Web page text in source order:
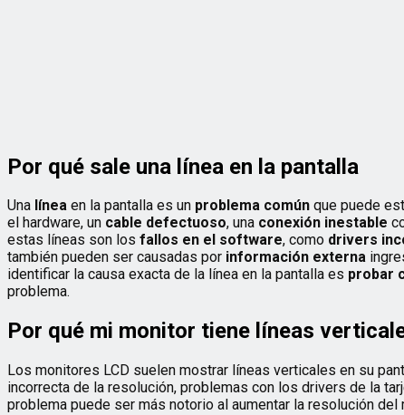
Por qué sale una línea en la pantalla
Una línea en la pantalla es un problema común que puede
el hardware, un cable defectuoso, una conexión inestable
estas líneas son los fallos en el software, como drivers
también pueden ser causadas por información externa
identificar la causa exacta de la línea en la pantalla es probar
problema.
Por qué mi monitor tiene líneas
Los monitores LCD suelen mostrar líneas verticales en su
incorrecta de la resolución, problemas con los drivers de la
problema puede ser más notorio al aumentar la resolución